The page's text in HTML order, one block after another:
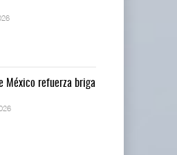
telecomunicaciones p ...
México refuerza briga